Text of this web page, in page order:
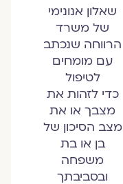
שאלון אנונימי
של משרד
הרווחה שנכתב
עם מומחים
לטיפול
כדי לזהות את
מצבך או את
מצב הסיכון של
בן או בת
משפחה
ובסביבתך